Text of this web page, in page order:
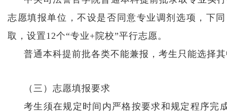
志愿填报单位，不设是否同意专业调剂选项，下
取，设置12个“专业+院校”平行志愿。
普通本科提前批各类不能兼报，考生只能选择
（三）志愿填报要求
考生须在规定时间内严格按要求和规定程序完